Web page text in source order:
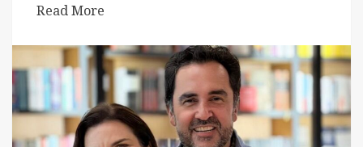
Read More
about
Livro
“Homo
Longevus”,
de